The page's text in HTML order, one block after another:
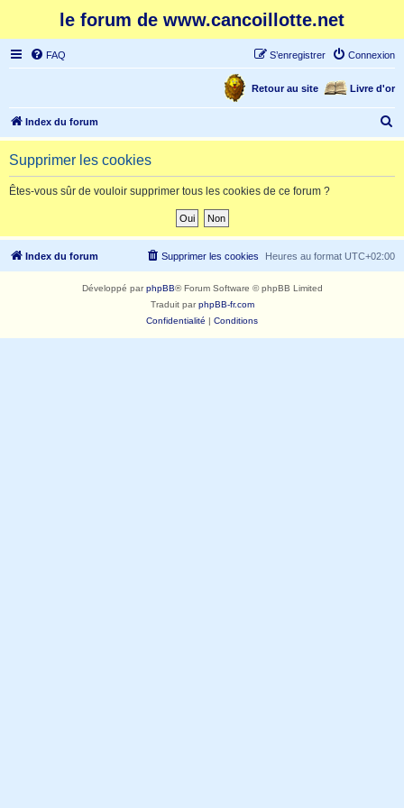
le forum de www.cancoillotte.net
FAQ Connexion
S’enregistrer
Livre d'or
Retour au site
Index du forum
e
h
Supprimer les cookies
Êtes-vous sûr de vouloir supprimer tous les cookies de ce forum ?
Index du forum Heures au format UTC+02:00
Supprimer les cookies
Développé parphpBB® Forum Software © phpBB Limited
Traduit parphpBB-fr.com
Confidentialité | Conditions